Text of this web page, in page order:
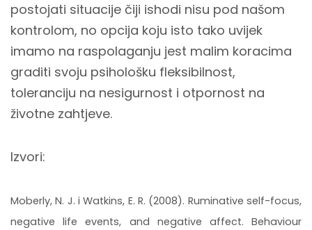
postojati situacije čiji ishodi nisu pod našom
kontrolom, no opcija koju isto tako uvijek
imamo na raspolaganju jest malim koracima
graditi svoju psihološku fleksibilnost,
toleranciju na nesigurnost i otpornost na
životne zahtjeve.
Izvori:
Moberly, N. J. i Watkins, E. R. (2008). Ruminative self-focus,
negative life events, and negative affect. Behaviour